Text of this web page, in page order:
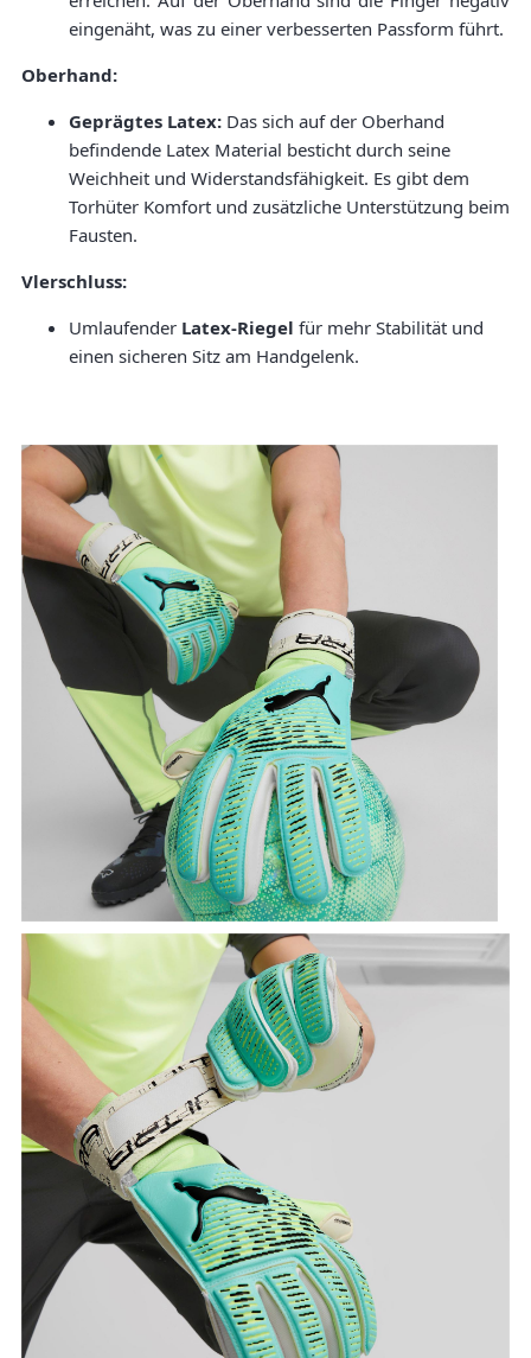
eingenäht, was zu einer verbesserten Passform führt.
Oberhand:
Geprägtes Latex: Das sich auf der Oberhand
befindende Latex Material besticht durch seine
Weichheit und Widerstandsfähigkeit. Es gibt dem
Torhüter Komfort und zusätzliche Unterstützung beim
Fausten.
Vlerschluss:
Umlaufender Latex-Riegel für mehr Stabilität und
einen sicheren Sitz am Handgelenk.